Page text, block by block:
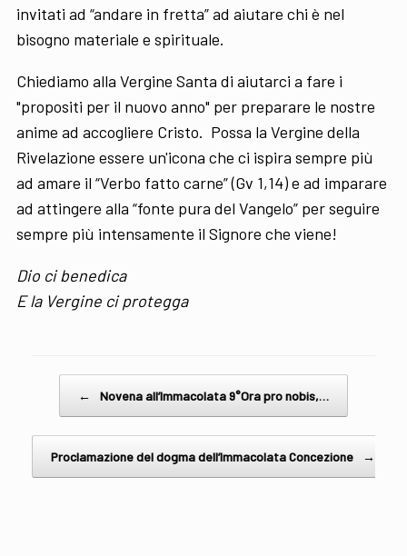
invitati ad “andare in fretta” ad aiutare chi è nel
bisogno materiale e spirituale.
Chiediamo alla Vergine Santa di aiutarci a fare i
"propositi per il nuovo anno" per preparare le nostre
anime ad accogliere Cristo. Possa la Vergine della
Rivelazione essere un'icona che ci ispira sempre più
ad amare il “Verbo fatto carne” (Gv 1,14) e ad imparare
ad attingere alla “fonte pura del Vangelo” per seguire
sempre più intensamente il Signore che viene!
Dio ci benedica
E la Vergine ci protegga
← Novena all’Immacolata 9°Ora pro nobis,…
Proclamazione del dogma dell’Immacolata Concezione →